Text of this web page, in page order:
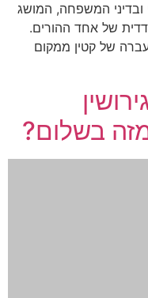
ובדיני המשפחה, המושג
של אחד ההורים.
של קטין ממקום
בשלום?